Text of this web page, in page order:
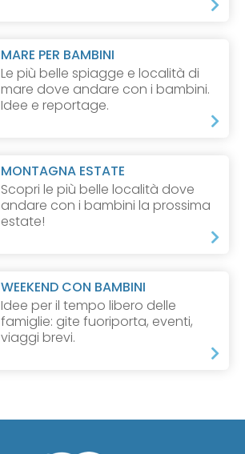
MARE PER BAMBINI
Le più belle spiagge e località di
mare dove andare con i bambini.
Idee e reportage.
MONTAGNA ESTATE
Scopri le più belle località dove
andare con i bambini la prossima
estate!
WEEKEND CON BAMBINI
Idee per il tempo libero delle
famiglie: gite fuoriporta, eventi,
viaggi brevi.